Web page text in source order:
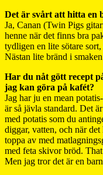
Det är svårt att hitta en
Ja, Canan (Twin Pigs
henne när det finns bra
tydligen en lite sötare
Nästan lite bränd i
Har du nåt gött recept
jag kan göra på kafét?
Jag har ju en mean
är så jävla standard. Det
med potatis som du
diggar, vatten, och när
toppa av med
med feta skivor bröd.
Men jag tror det är en